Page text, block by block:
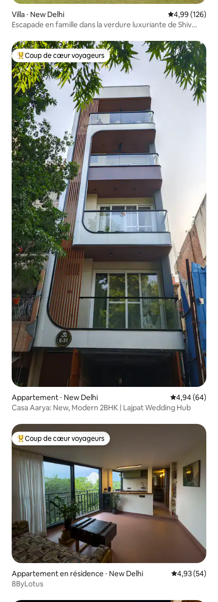
Villa ⋅ New Delhi Évaluation
4,99 (126)
Escapade en famille dans la verdure luxuriante de Shiv
Coups de cœur voyageurs les plus appréciés
Coup de cœur voyageurs
Appartement ⋅ New Delhi Évaluation
4,94 (64)
Casa Aarya: New, Modern 2BHK | Lajpat Wedding Hub
Coups de cœur voyageurs les plus appréciés
Coup de cœur voyageurs
Appartement en résidence ⋅ New Delhi Évaluation
4,93 (54)
8ByLotus